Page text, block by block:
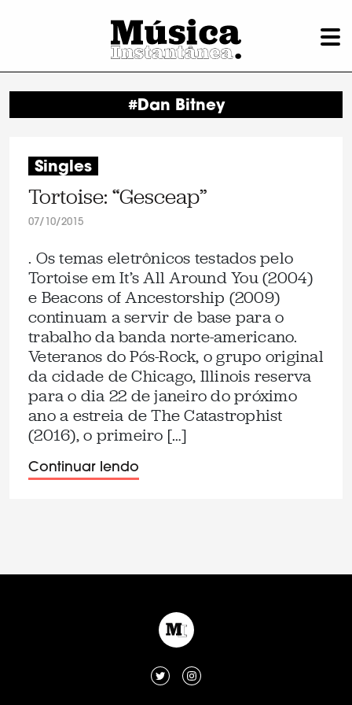
#Dan Bitney
Singles
Tortoise: “Gesceap”
07/10/2015
. Os temas eletrônicos testados pelo
Tortoise em It’s All Around You (2004)
e Beacons of Ancestorship (2009)
continuam a servir de base para o
trabalho da banda norte-americano.
Veteranos do Pós-Rock, o grupo original
da cidade de Chicago, Illinois reserva
para o dia 22 de janeiro do próximo
ano a estreia de The Catastrophist
(2016), o primeiro […]
Continuar lendo